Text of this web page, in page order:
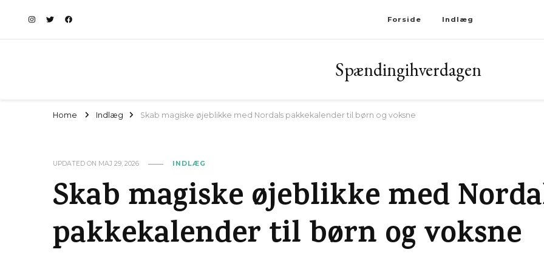
Forside Indlæg
Spændingihverdagen
Home Indlæg Skab magiske øjeblikke med Nordals pakkekalender til børn og voksne
UPDATED ON MAJ 29, 2026 INDLÆG
Skab magiske øjeblikke med
pakkekalender til børn og voksne